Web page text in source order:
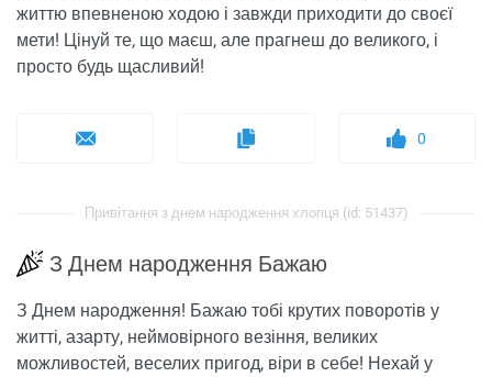
життю впевненою ходою і завжди приходити до своєї
мети! Цінуй те, що маєш, але прагнеш до великого, і
просто будь щасливий!
0
Привітання з днем ​​народження хлопця (id: 51437)
З Днем народження Бажаю
З Днем народження! Бажаю тобі крутих поворотів у
житті, азарту, неймовірного везіння, великих
можливостей, веселих пригод, віри в себе! Нехай у